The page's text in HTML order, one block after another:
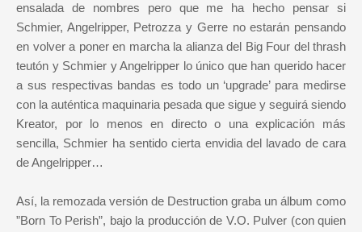
ensalada de nombres pero que me ha hecho pensar si
Schmier, Angelripper, Petrozza y Gerre no estarán pensando
en volver a poner en marcha la alianza del Big Four del thrash
teutón y Schmier y Angelripper lo único que han querido hacer
a sus respectivas bandas es todo un ‘upgrade’ para medirse
con la auténtica maquinaria pesada que sigue y seguirá siendo
Kreator, por lo menos en directo o una explicación más
sencilla, Schmier ha sentido cierta envidia del lavado de cara
de Angelripper…
Así, la remozada versión de Destruction graba un álbum como
”Born To Perish”, bajo la producción de V.O. Pulver (con quien